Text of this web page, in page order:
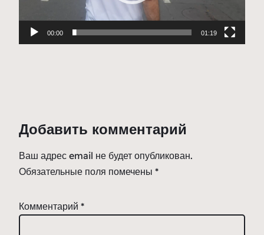
00:00 01:19
Добавить комментарий
Ваш адрес email не будет опубликован.
Обязательные поля помечены *
Комментарий *